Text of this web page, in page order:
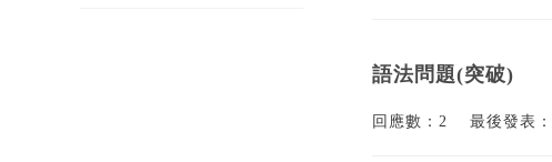
語法問題(突破)
回應數：2 最後發表：